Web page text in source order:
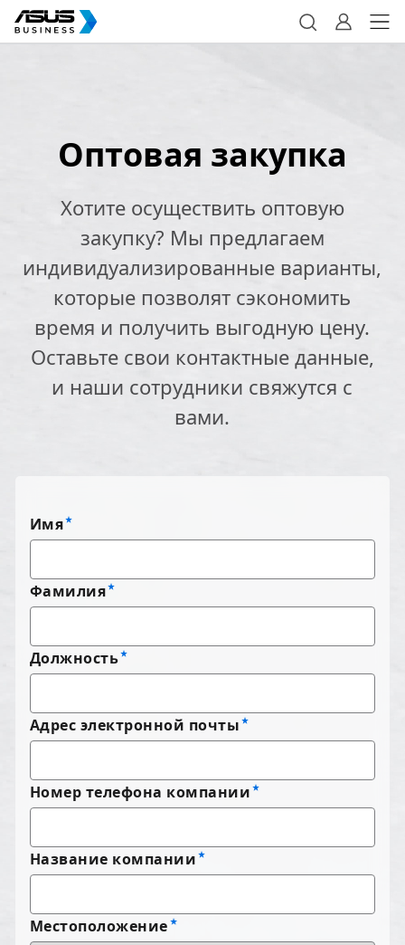
Оптовая закупка
Хотите осуществить оптовую
закупку? Мы предлагаем
индивидуализированные варианты,
которые позволят сэкономить
время и получить выгодную цену.
Оставьте свои контактные данные,
и наши сотрудники свяжутся с
вами.
Имя
Фамилия
Должность
Адрес электронной почты
Номер телефона компании
Название компании
Местоположение